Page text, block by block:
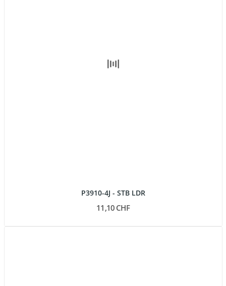
P3910-4J - STB LDR
11,10 CHF